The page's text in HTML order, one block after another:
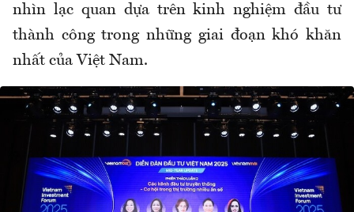
nhìn lạc quan dựa trên kinh nghiệm đầu tư
thành công trong những giai đoạn khó khăn
nhất của Việt Nam.